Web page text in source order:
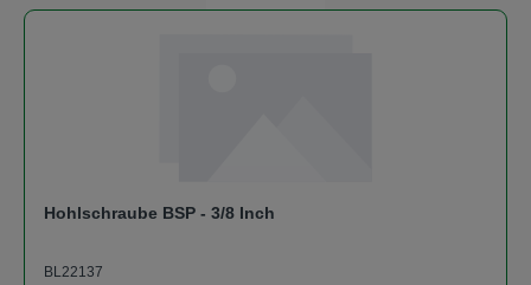
Hohlschraube BSP - 3/8 Inch
BL22137